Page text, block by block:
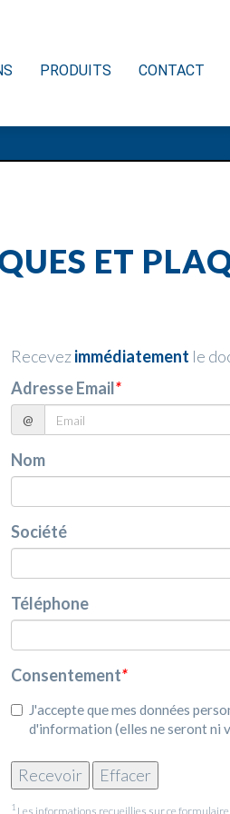
PRODUITS CONTACT
ET
Recevezimmédiatement le
Adresse Email*
@
Nom
Société
Téléphone
Consentement*
J'accepte que mes données
d'information (elles ne seront ni
1 Les informations recueillies sur ce